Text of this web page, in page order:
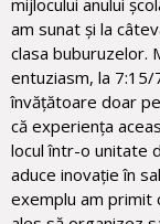
mijlocului anului
am sunat și la
clasa buburuzelor.
entuziasm, la 7:15/
învățătoare doar
că experiența
locul într-o unitate
aduce inovație în
exemplu am primit